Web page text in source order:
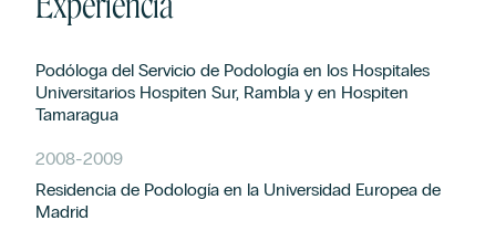
Podóloga del Servicio de Podología en los Hospitales
Universitarios Hospiten Sur, Rambla y en Hospiten
Tamaragua
2008-2009
Residencia de Podología en la Universidad Europea de
Madrid